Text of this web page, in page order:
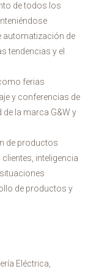
de todos los
automatización de
tendencias y el
ferias
y conferencias de
la marca G&W y
de productos
inteligencia
de productos y
Eléctrica,